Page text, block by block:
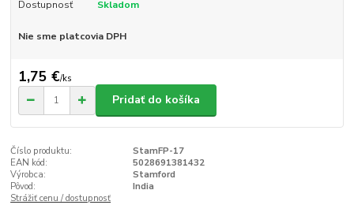
Dostupnosť Skladom
Nie sme platcovia DPH
1,75 €/ks
Pridať do košíka
Číslo produktu:
StamFP-17
EAN kód:
5028691381432
Výrobca:
Stamford
Pôvod:
India
Strážiť cenu / dostupnosť